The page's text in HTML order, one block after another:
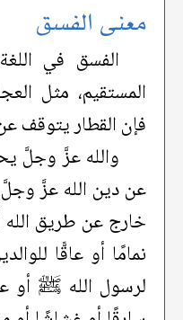
معنى الفسق
الفسق في
المستقيم، مثل
فإن القطار يتوقف
والله عزَّ وجلَّ
عن دين الله عزَّ
خارج عن طريق الله
نمامًا أو عاقًّا
لرسول الله ﷺ أو